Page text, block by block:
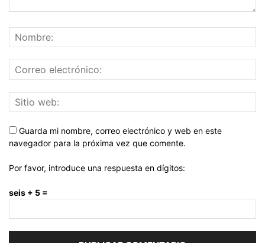
Guarda mi nombre, correo electrónico y web en este
navegador para la próxima vez que comente.
Por favor, introduce una respuesta en dígitos:
seis + 5 =